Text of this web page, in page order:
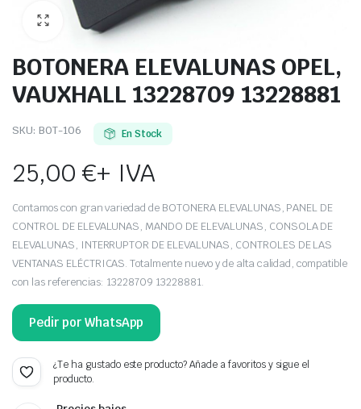
BOTONERA ELEVALUNAS OPEL,
VAUXHALL 13228709 13228881
SKU: BOT-106 En Stock
25,00€+ IVA
Contamos con gran variedad de BOTONERA ELEVALUNAS, PANEL DE
CONTROL DE ELEVALUNAS, MANDO DE ELEVALUNAS, CONSOLA DE
ELEVALUNAS, INTERRUPTOR DE ELEVALUNAS, CONTROLES DE LAS
VENTANAS ELÉCTRICAS. Totalmente nuevo y de alta calidad, compatible
con las referencias: 13228709 13228881.
Pedir por WhatsApp
¿Te ha gustado este producto? Añade a favoritos y sigue el
producto.